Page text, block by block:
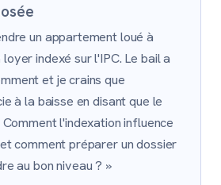
un appartement loué à
indexé sur l'IPC. Le bail a
et je crains que
à la baisse en disant que le
l'indexation influence
comment préparer un dossier
au bon niveau ? »